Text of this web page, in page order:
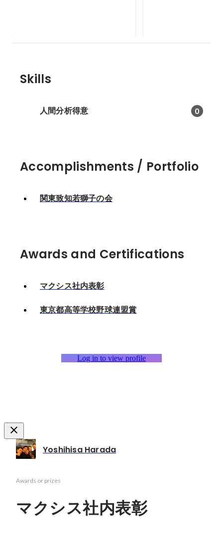
Skills
人間分析得意 0
Accomplishments / Portfolio
関東致知若獅子の会
Awards and Certifications
マクシス社内表彰
東京都高等学校野球連盟賞
Log in to view profile
Yoshihisa Harada
Awards or prizes
マクシス社内表彰